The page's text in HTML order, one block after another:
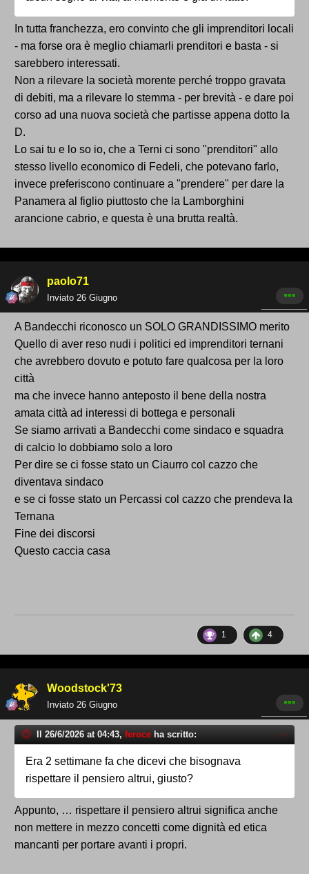
questa operazione. Chi la pensa diversamente è
dunque per forza contro la Ternana? E chi lo dice?.
La maggior parte dei tifosi vive questo momento in
silenzio in attesa di capire cosa accadrà. Una
minoranza rumorosa invece scrive quotidianamente
sui social (tra l'altro so sempre gli stessi) e ripete
marchio se lo prenda la Ternana siamo noi e lo
custodisca anche in ottica futura, dandolo in
comodato volta per volta, come se fosse una
protezione.
Detto ciò per il sottoscritto l'unica cosa che conta è la
presenza di Mammarella come direttore sportivo è
un ottimo presupposto.
Un consiglio da vecchio utensile: rispettate tutti i
pensieri altrimenti sarete sempre meno a scrivere
In tutta franchezza, ero convinto che gli imprenditori locali
- ma forse ora è meglio chiamarli prenditori e basta - si
sarebbero interessati.
Non a rilevare la società morente perché troppo gravata
di debiti, ma a rilevare lo stemma - per brevità - e dare poi
corso ad una nuova società che partisse appena dotto la
D.
Lo sai tu e lo so io, che a Terni ci sono "prenditori" allo
stesso livello economico di Fedeli, che potevano farlo,
invece preferiscono continuare a "prendere" per dare la
Panamera al figlio piuttosto che la Lamborghini
arancione cabrio, e questa è una brutta realtà.
paolo71
Inviato 26 Giugno
A Bandecchi riconosco un SOLO GRANDISSIMO merito
Quello di aver reso nudi i politici ed imprenditori ternani
che avrebbero dovuto e potuto fare qualcosa per la loro
città
ma che invece hanno anteposto il bene della nostra
amata città ad interessi di bottega e personali
Se siamo arrivati a Bandecchi come sindaco e squadra
di calcio lo dobbiamo solo a loro
Per dire se ci fosse stato un Ciaurro col cazzo che
diventava sindaco
e se ci fosse stato un Percassi col cazzo che prendeva la
Ternana
Fine dei discorsi
Questo caccia casa
1 4
Woodstock'73
Inviato 26 Giugno
Il 26/6/2026 at 04:43, feroce ha scritto:
Era 2 settimane fa che dicevi che bisognava
rispettare il pensiero altrui, giusto?
Appunto, … rispettare il pensiero altrui significa anche
non mettere in mezzo concetti come dignità ed etica
mancanti per portare avanti i propri.